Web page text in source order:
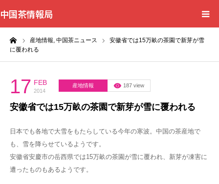
中国茶情報局
産地情報, 中国茶ニュース
安徽省では15万畝の茶園で新芽が雪
に覆われる
17 FEB
2014
産地情報 187 view
安徽省では15万畝の茶園で新芽が雪に覆われる
日本でも各地で大雪をもたらしている今年の寒波。中国の茶産地で
も、雪を降らせているようです。
安徽省安慶市の岳西県では15万畝の茶園が雪に覆われ、新芽が凍害に
遭ったものもあるようです。
Home
WordBank